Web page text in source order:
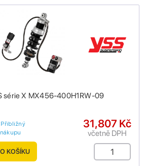
série X MX456-400H1RW-09
Přibližný
31,807 Kč
včetně DPH
KOŠÍKU